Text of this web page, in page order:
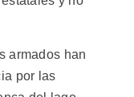
armados han
por las